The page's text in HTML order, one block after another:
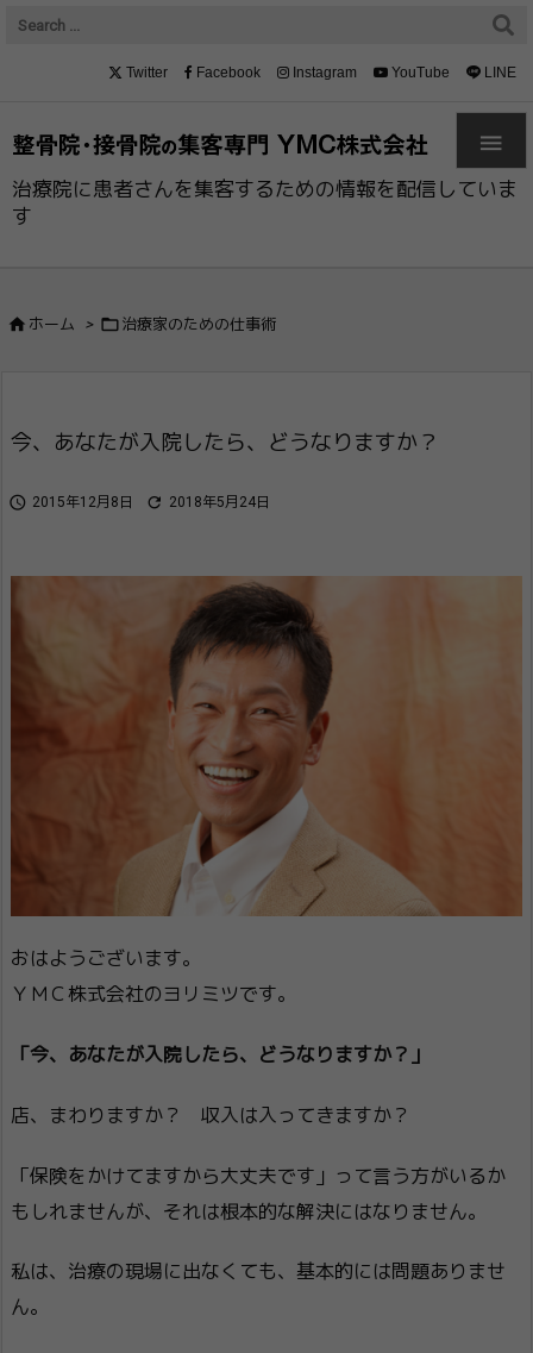
治療院に患者さんを集客するための情報を配信していま
す

Twitter Facebook Instagram YouTube LINE
 ホーム >  治療家のための仕事術
今、あなたが入院したら、どうなりますか？
 2015年12月8日  2018年5月24日
おはようございます。
ＹＭＣ株式会社のヨリミツです。
「今、あなたが入院したら、どうなりますか？」
店、まわりますか？ 収入は入ってきますか？
「保険をかけてますから大丈夫です」って言う方がいるか
もしれませんが、それは根本的な解決にはなりません。
私は、治療の現場に出なくても、基本的には問題ありませ
ん。